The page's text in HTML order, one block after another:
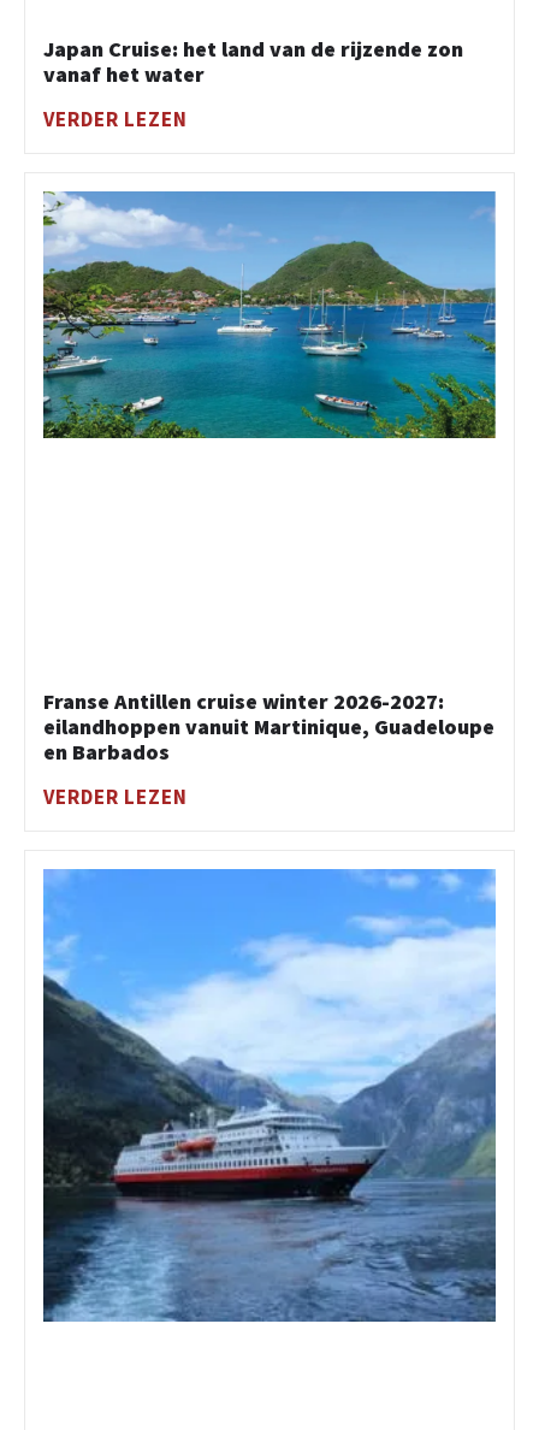
Japan Cruise: het land van de rijzende zon
vanaf het water
VERDER LEZEN
Franse Antillen cruise winter 2026-2027:
eilandhoppen vanuit Martinique, Guadeloupe
en Barbados
VERDER LEZEN